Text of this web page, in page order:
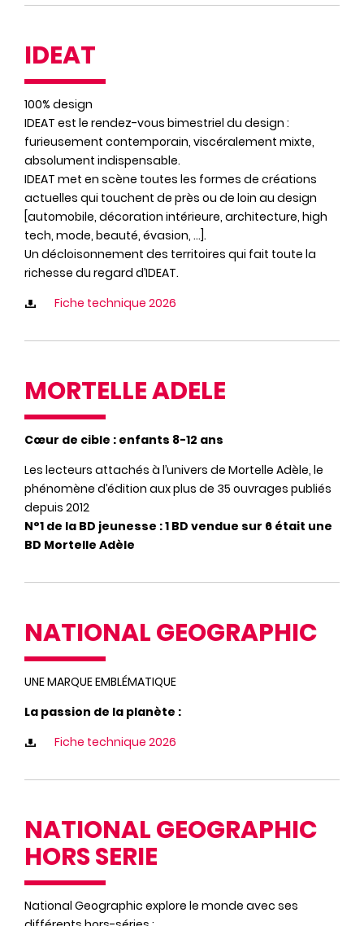
IDEAT
100% design
IDEAT est le rendez-vous bimestriel du design :
furieusement contemporain, viscéralement mixte,
absolument indispensable.
IDEAT met en scène toutes les formes de créations
actuelles qui touchent de près ou de loin au design
[automobile, décoration intérieure, architecture, high
tech, mode, beauté, évasion, …].
Un décloisonnement des territoires qui fait toute la
richesse du regard d’IDEAT.
Fiche technique 2026
MORTELLE ADELE
Cœur de cible : enfants 8-12 ans
Les lecteurs attachés à l’univers de Mortelle Adèle, le
phénomène d’édition aux plus de 35 ouvrages publiés
depuis 2012
N°1 de la BD jeunesse : 1 BD vendue sur 6 était une
BD Mortelle Adèle
NATIONAL GEOGRAPHIC
UNE MARQUE EMBLÉMATIQUE
La passion de la planète :
Fiche technique 2026
NATIONAL GEOGRAPHIC
HORS SERIE
National Geographic explore le monde avec ses